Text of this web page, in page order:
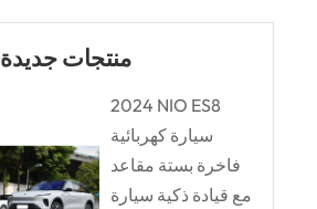
منتجات جديدة
2024 NIO ES8
سيارة كهربائية
فاخرة بستة مقاعد
مع قيادة ذكية سيارة